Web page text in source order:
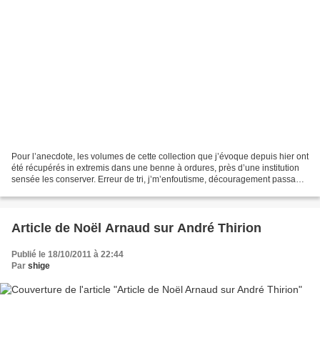
Pour l’anecdote, les volumes de cette collection que j’évoque depuis hier ont
été récupérés in extremis dans une benne à ordures, près d’une institution
sensée les conserver. Erreur de tri, j’m’enfoutisme, découragement passager
Article de Noël Arnaud sur André Thirion
Publié le 18/10/2011 à 22:44
Par shige